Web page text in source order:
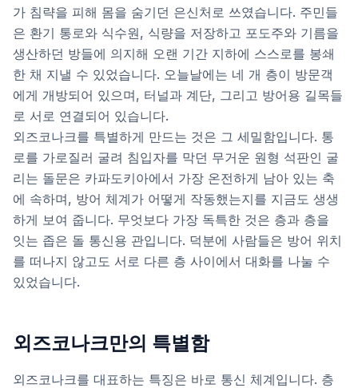
가 침략을 피해 몸을 숨기던 은신처로 쓰였습니다. 주민들
은 환기 통로와 식수원, 식량을 저장하고 포도주와 기름을
생산하던 방들에 의지해 오랜 기간 지하에 스스로를 봉쇄
한 채 지낼 수 있었습니다. 오늘날에는 네 개 층이 방문객
에게 개방되어 있으며, 터널과 계단, 그리고 방어용 길목들
로 서로 연결되어 있습니다.
외즈코나크를 특별하게 만드는 것은 그 세밀함입니다. 통
로를 가로질러 굴려 침입자를 막던 무거운 원형 석판인 굴
리는 돌문은 카파도키아에서 가장 온전하게 남아 있는 축
에 속하며, 방어 체계가 어떻게 작동했는지를 지금도 생생
하게 보여 줍니다. 무엇보다 가장 독특한 것은 층과 층을
잇는 좁은 돌 통신용 관입니다. 덕분에 사람들은 방어 위치
를 떠나지 않고도 서로 다른 층 사이에서 대화를 나눌 수
있었습니다.
외즈코나크만의 특별함
외즈코나크를 대표하는 특징은 바로 통신 체계입니다. 층